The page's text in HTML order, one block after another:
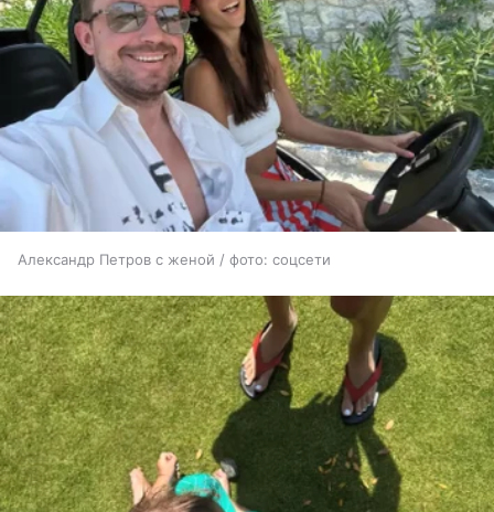
Александр Петров с женой / фото: соцсети